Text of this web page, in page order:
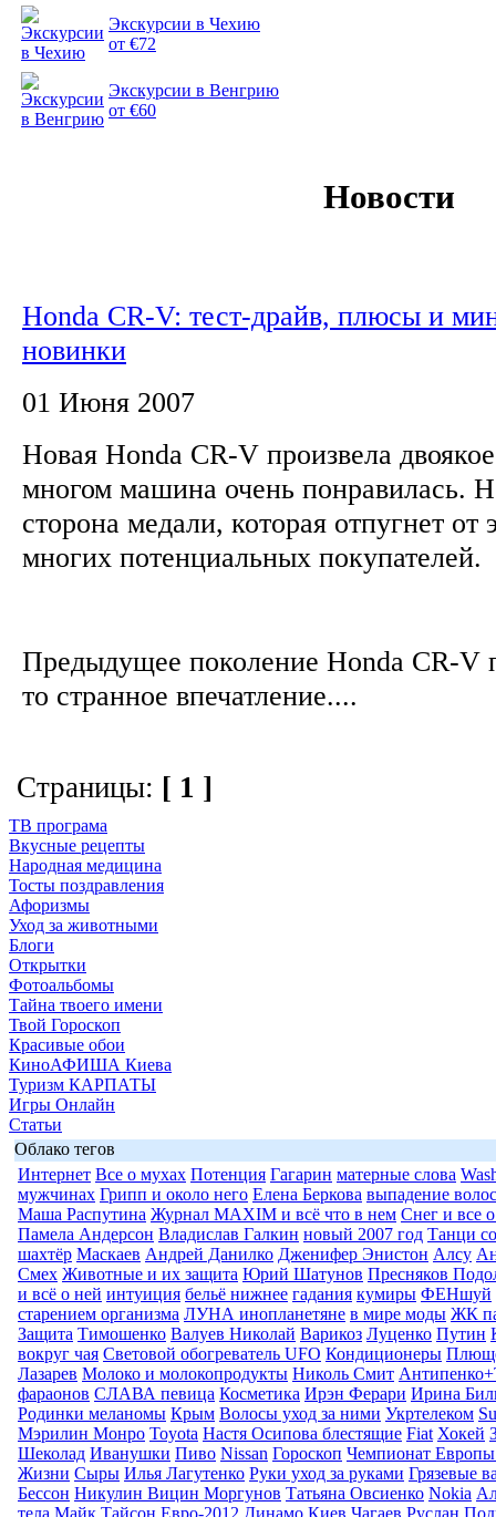
Экскурсии в Чехию
от €72
Экскурсии в Венгрию
от €60
Новости
Honda CR-V: тест-драйв, плюсы и
новинки
01 Июня 2007
Новая Honda CR-V произвела
многом машина очень понравилась.
сторона медали, которая отпугнет от
многих потенциальных покупателей.
Предыдущее поколение Honda CR-V
то странное впечатление....
Страницы: [ 1 ]
ТВ програма
Вкусные рецепты
Народная медицина
Тосты поздравления
Афоризмы
Уход за животными
Блоги
Открытки
Фотоальбомы
Тайна твоего имени
Твой Гороскоп
Красивые обои
КиноАФИША Киева
Туризм КАРПАТЫ
Игры Онлайн
Статьи
Облако тегов
Интернет Все о мухах Потенция Гагарин матерные слова
мужчинах Грипп и около него Елена Беркова выпадение волос
Маша Распутина Журнал MAXIM и всё что в нем Снег и все
Памела Андерсон Владислав Галкин новый 2007 год Танци
шахтёр Маскаев Андрей Данилко Дженифер Энистон Алсу
Смех Животные и их защита Юрий Шатунов Пресняков
и всё о ней интуиция бельё нижнее гадания кумиры ФЕНшуй
старением организма ЛУНА инопланетяне в мире моды ЖК
Защита Тимошенко Валуев Николай Варикоз Луценко Путин
вокруг чая Световой обогреватель UFO Кондиционеры
Лазарев Молоко и молокопродукты Николь Смит
фараонов СЛАВА певица Косметика Ирэн Ферари Ирина
Родинки меланомы Крым Волосы уход за ними Укртелеком
Мэрилин Монро Toyota Настя Осипова блестящие Fiat Хокей
Шеколад Иванушки Пиво Nissan Гороскоп Чемпионат
Жизни Сыры Илья Лагутенко Руки уход за руками Грязевые
Бессон Никулин Вицин Моргунов Татьяна Овсиенко Nokia
тела Майк Тайсон Евро-2012 Динамо Киев Чагаев Руслан